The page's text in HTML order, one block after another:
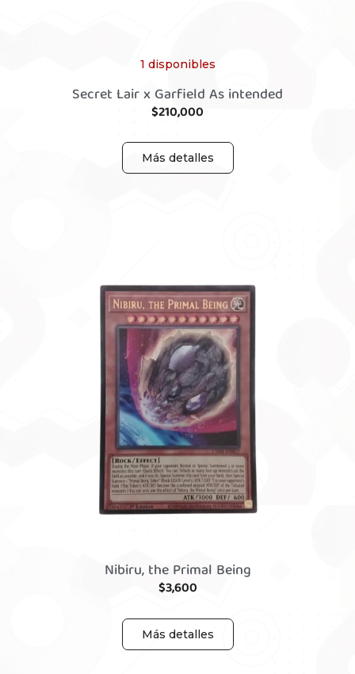
1 disponibles
Secret Lair x Garfield As intended
$210,000
Más detalles
Nibiru, the Primal Being
$3,600
Más detalles